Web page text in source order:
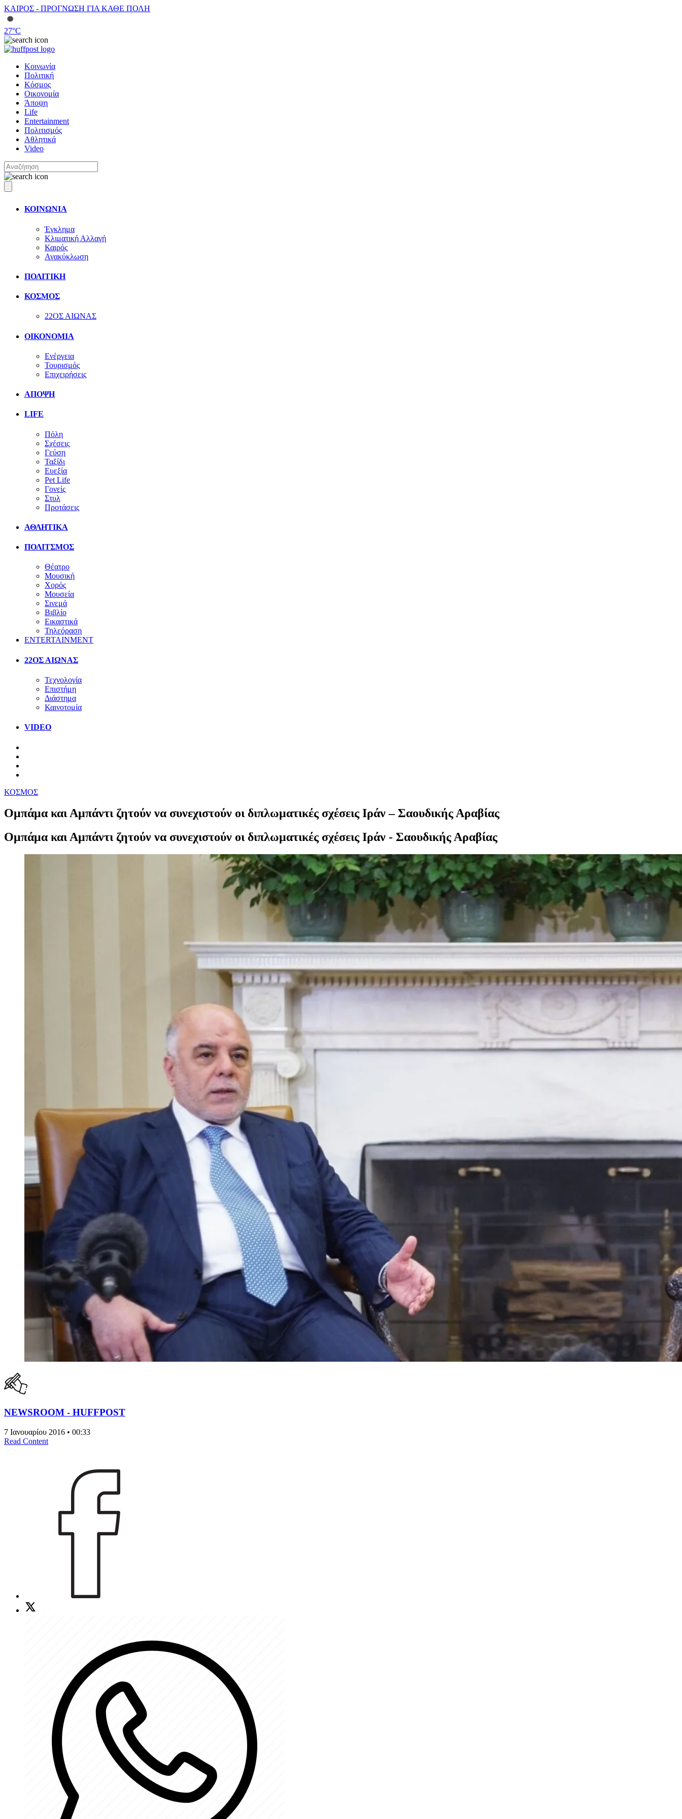
ΚΑΙΡΟΣ - ΠΡΟΓΝΩΣΗ ΓΙΑ ΚΑΘΕ ΠΟΛΗ
27°C
Κοινωνία
Πολιτική
Κόσμος
Οικονομία
Άποψη
Life
Entertainment
Πολιτισμός
Αθλητικά
Video
ΚΟΙΝΩΝΙΑ
Έγκλημα
Κλιματική Αλλαγή
Καιρός
Ανακύκλωση
ΠΟΛΙΤΙΚΗ
ΚΟΣΜΟΣ
22ΟΣ ΑΙΩΝΑΣ
ΟΙΚΟΝΟΜΙΑ
Ενέργεια
Τουρισμός
Επιχειρήσεις
ΑΠΟΨΗ
LIFE
Πόλη
Σχέσεις
Γεύση
Ταξίδι
Ευεξία
Pet Life
Γονείς
Στυλ
Προτάσεις
ΑΘΛΗΤΙΚΑ
ΠΟΛΙΤΣΜΟΣ
Θέατρο
Μουσική
Χορός
Μουσεία
Σινεμά
Βιβλίο
Εικαστικά
Τηλεόραση
ENTERTAINMENT
22ΟΣ ΑΙΩΝΑΣ
Τεχνολογία
Επιστήμη
Διάστημα
Καινοτομία
VIDEO
ΚΟΣΜΟΣ
Ομπάμα και Αμπάντι ζητούν να συνεχιστούν οι διπλωματικές σχέσεις Ιράν – Σαουδικής Αραβίας
Ομπάμα και Αμπάντι ζητούν να συνεχιστούν οι διπλωματικές σχέσεις Ιράν - Σαουδικής Αραβίας
NEWSROOM - HUFFPOST
7 Ιανουαρίου 2016 • 00:33
Read Content